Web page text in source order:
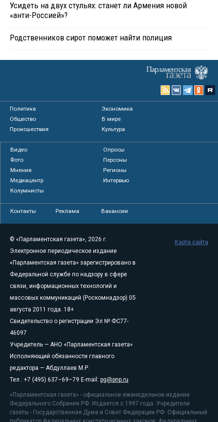
Усидеть на двух стульях: станет ли Армения новой
«анти-Россией»?
Родственников сирот поможет найти полиция
Политика
Экономика
Общество
В мире
Происшествия
Культура
Видео
Опросы
Фото
Персоны
Мнения
Регионы
Медиацентр
Интервью
Колумнисты
Контакты Реклама Вакансии
© «Парламентская газета», 2026 г.
Электронное периодическое издание
«Парламентская газета» зарегистрировано в
Федеральной службе по надзору в сфере
связи, информационных технологий и
массовых коммуникаций (Роскомнадзор) 05
августа 2011 года. 18+
Свидетельство о регистрации Эл № ФС77-
46097
Учредитель — АНО «Парламентская газета»
Исполняющий обязанности главного
редактора — Абдуллаев М.Р.
Тел.: +7 (495) 637–69–79 E-mail: pg@pnp.ru
«Парламентская газета» - официальное еженедельное издание
Федерального Собрания РФ. Издается с 1997 года. Учредители
газеты - Государственная Дума и Совет Федерации РФ. Официальный
Карта сайта